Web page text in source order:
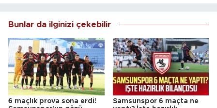
Bunlar da ilginizi çekebilir
6 maçlık prova sona erdi!
Samsunspor 6 maçta ne